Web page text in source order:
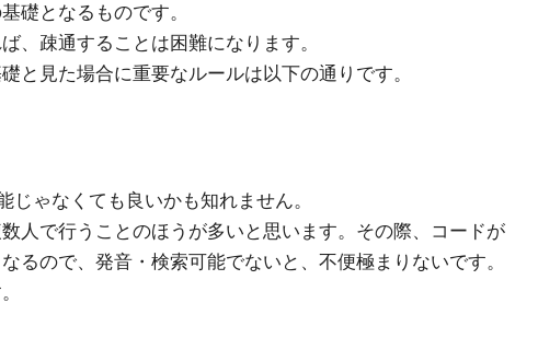
礎となるものです。
、疎通することは困難になります。
と見た場合に重要なルールは以下の通りです。
ゃなくても良いかも知れません。
人で行うことのほうが多いと思います。その際、コードが
るので、発音・検索可能でないと、不便極まりないです。